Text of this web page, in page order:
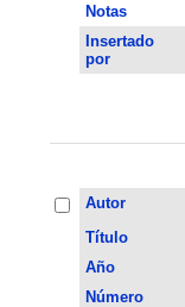
Notas
Insertado
por
Autor
Título
Año
Número